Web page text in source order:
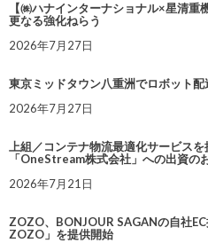
【㈱ハナインターナショナル×星清
更なる強化ねらう
2026年7月27日
東京ミッドタウン八重洲でロボット
2026年7月27日
上組／コンテナ物流最適化サービス
「OneStream株式会社」への出資の
2026年7月21日
ZOZO、BONJOUR SAGANの自社
ZOZO」を提供開始